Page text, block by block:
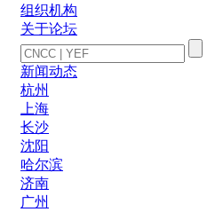
组织机构
关于论坛
新闻动态
杭州
上海
长沙
沈阳
哈尔滨
济南
广州